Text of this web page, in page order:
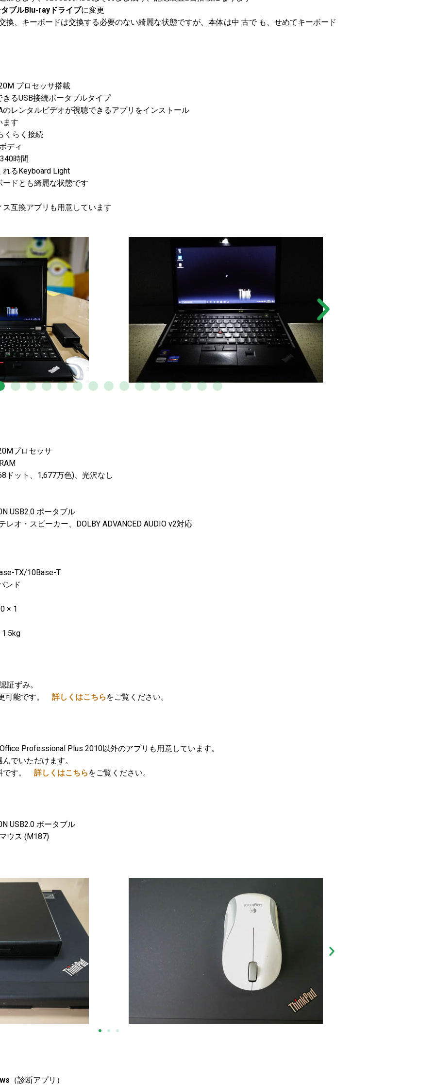
ブルBlu-rayドライブに変更
換、キーボードは交換する必要のない綺麗な状態ですが、本体は中 古で も、せめてキーボード
プロセッサ搭載
るUSB接続ポータブルタイプ
のレンタルビデオが視聴できるアプリをインストール
ます
くらく接続
ディ
時間
るKeyboard Light
ドとも綺麗な状態です
互換アプリも用意しています
プロセッサ
ドット、1,677万色)、光沢なし
USB2.0 ポータブル
オ・スピーカー、DOLBY ADVANCED AUDIO v2対応
TX/10Base-T
ンド
× 1
証ずみ。
可能です。 詳しくはこちら をご覧ください。
Professional Plus 2010以外のアプリも用意しています。
でいただけます。
です。 詳しくはこちら をご覧ください。
USB2.0 ポータブル
ウス (M187)
（診断アプリ）